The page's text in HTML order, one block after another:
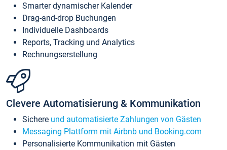
Smarter dynamischer Kalender
Drag-and-drop Buchungen
Individuelle Dashboards
Reports, Tracking und Analytics
Rechnungserstellung
Clevere Automatisierung & Kommunikation
Sichere und automatisierte Zahlungen von Gästen
Messaging Plattform mit Airbnb und Booking.com
Personalisierte Kommunikation mit Gästen